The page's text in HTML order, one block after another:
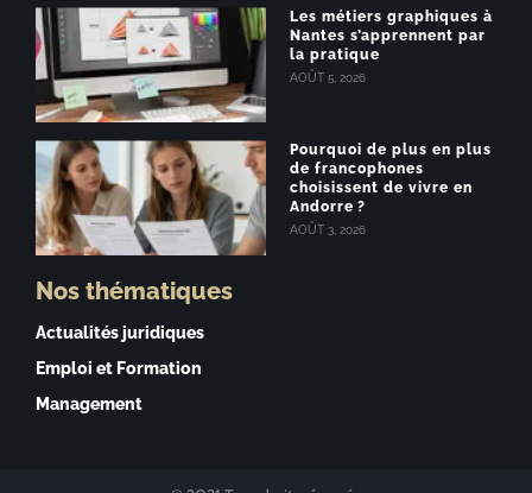
Les métiers graphiques à
Nantes s’apprennent par
la pratique
AOÛT 5, 2026
Pourquoi de plus en plus
de francophones
choisissent de vivre en
Andorre ?
AOÛT 3, 2026
Nos thématiques
Actualités juridiques
Emploi et Formation
Management